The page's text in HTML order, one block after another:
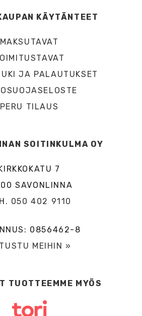
KÄYTÄNTEET
MAKSUTAVAT
JA PALAUTUKSET
PERU TILAUS
SOITINKULMA OY
7
SAVONLINNA
050 402 9110
0856462-8
MEIHIN »
TUOTTEEMME MYÖS